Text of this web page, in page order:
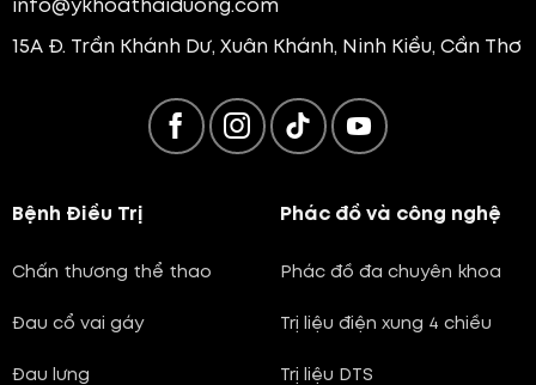
info@ykhoathaiduong.com
15A Đ. Trần Khánh Dư, Xuân Khánh, Ninh Kiều, Cần Thơ
Bệnh Điều Trị
Chấn thương thể thao
Đau cổ vai gáy
Đau lưng
Phác đồ và công nghệ
Phác đồ đa chuyên khoa
Trị liệu điện xung 4 chiều
Trị liệu DTS